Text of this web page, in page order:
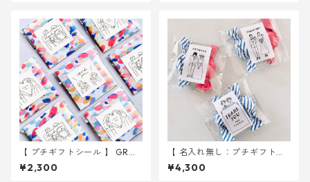
【 プチギフトシール 】 GRO
OM&BRIDE 3種入り 30枚
｜ 結婚式 ウェディング
¥2,300
【 名入れ無し：プチギフト用
シール 】 イラスト 105枚入り
｜ 結婚式 ウェディング
¥4,300